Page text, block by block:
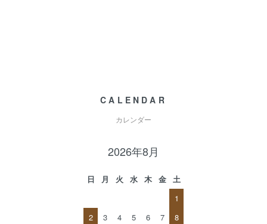
CALENDAR
カレンダー
2026年8月
日 月 火 水 木 金
土
1
2
3 4 5 6 7
8